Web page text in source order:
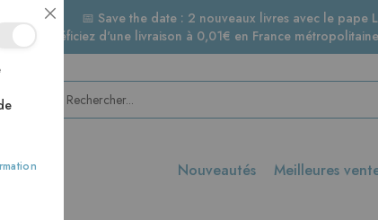
📅 Save the date : 2 nouveaux livres avec le pape
🚚 Bénéficiez d'une livraison à 0,01€ en France
Nouveautés Meilleures
Close
Cookie
Bar